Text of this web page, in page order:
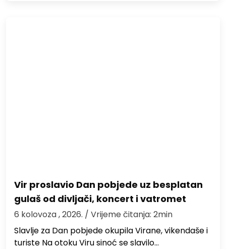
Vir proslavio Dan pobjede uz besplatan
gulaš od divljači, koncert i vatromet
6 kolovoza , 2026. / Vrijeme čitanja: 2min
Slavlje za Dan pobjede okupila Virane, vikendaše i
turiste Na otoku Viru sinoć se slavilo…